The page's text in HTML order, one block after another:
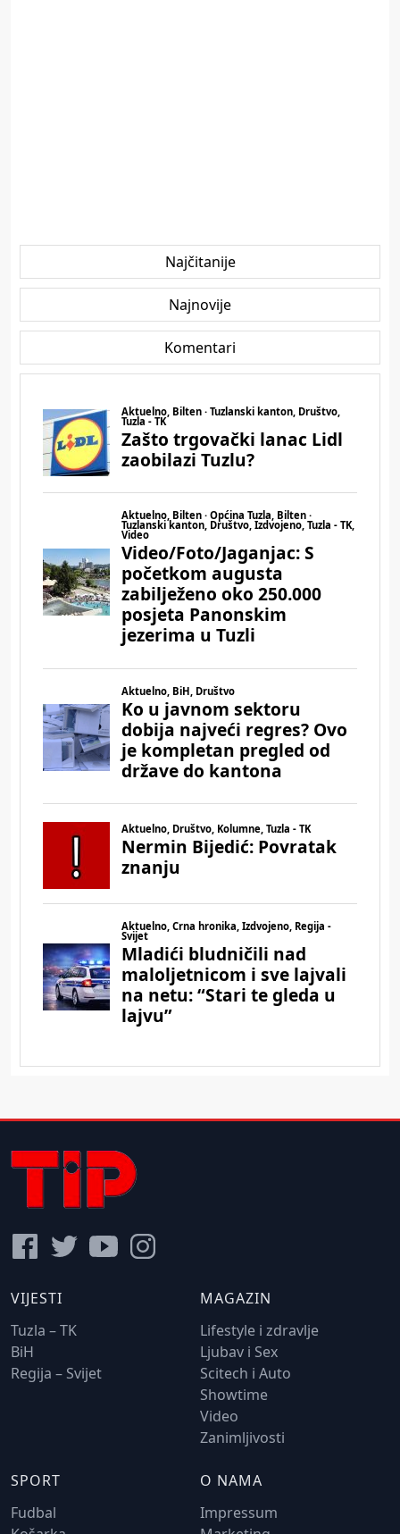
Najčitanije
Najnovije
Komentari
VIJESTI
Tuzla – TK
BiH
Regija – Svijet
MAGAZIN
Lifestyle i zdravlje
Ljubav i Sex
Scitech i Auto
Showtime
Video
Zanimljivosti
SPORT
Fudbal
O NAMA
Impressum